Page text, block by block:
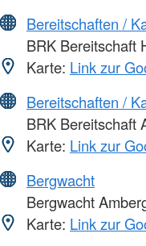
Bereitschaften /
BRK Bereitschaft
Karte: Link zur
Bereitschaften /
BRK Bereitschaft
Karte: Link zur
Bergwacht
Bergwacht
Karte: Link zur